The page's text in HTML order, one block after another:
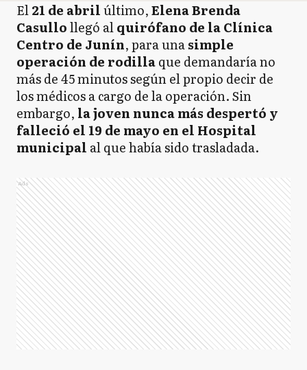
El21 de abrilúltimo,Elena Brenda
Casullollegó alquirófano de la Clínica
Centro de Junín, para unasimple
operación de rodillaque demandaría no
más de 45 minutos según el propio decir de
los médicos a cargo de la operación. Sin
embargo, la joven nunca más despertó y
falleció el 19 de mayo en el Hospital
municipal al que había sido trasladada.
Ads